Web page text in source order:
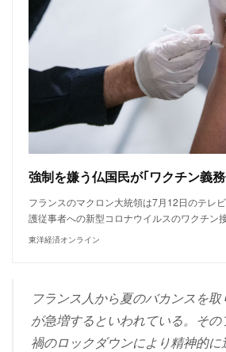
フランスのマクロン大統領は7月12日のテレ
護従事者への新型コロナウイルスのワクチン
東洋経済オンライン
フランス人から夏のバカンスを
が急増するといわれている。 その
禍のロックダウンにより精神的